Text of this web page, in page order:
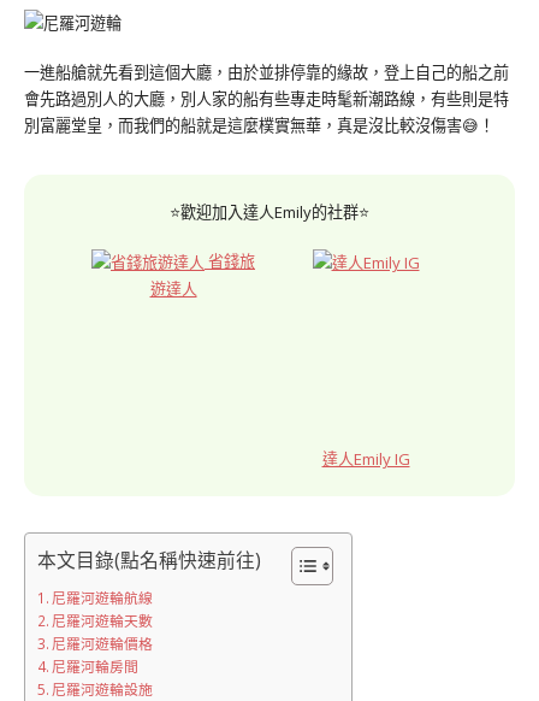
一進船艙就先看到這個大廳，由於並排停靠的緣故，登上自己的船之前
會先路過別人的大廳，別人家的船有些專走時髦新潮路線，有些則是特
別富麗堂皇，而我們的船就是這麼樸實無華，真是沒比較沒傷害😅！
⭐歡迎加入達人Emily的社群⭐
省錢旅
遊達人
達人Emily IG
本文目錄(點名稱快速前往)
尼羅河遊輪航線
尼羅河遊輪天數
尼羅河遊輪價格
尼羅河輪房間
尼羅河遊輪設施